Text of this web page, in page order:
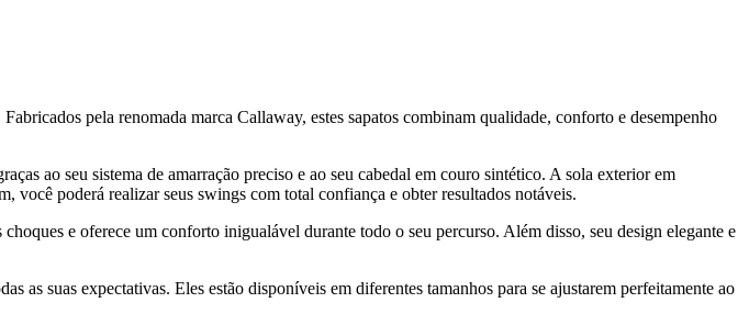
pela renomada marca Callaway, estes sapatos combinam qualidade, conforto e desempenho
ao seu sistema de amarração preciso e ao seu cabedal em couro sintético. A sola exterior em
você poderá realizar seus swings com total confiança e obter resultados notáveis.
e oferece um conforto inigualável durante todo o seu percurso. Além disso, seu design elegante e
as suas expectativas. Eles estão disponíveis em diferentes tamanhos para se ajustarem perfeitamente ao